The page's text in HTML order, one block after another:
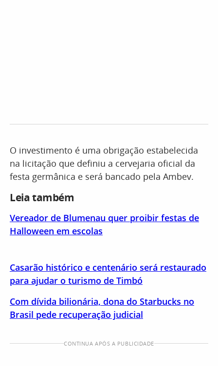
O investimento é uma obrigação estabelecida
na licitação que definiu a cervejaria oficial da
festa germânica e será bancado pela Ambev.
Leia também
Vereador de Blumenau quer proibir festas de
Halloween em escolas
Casarão histórico e centenário será restaurado
para ajudar o turismo de Timbó
Com dívida bilionária, dona do Starbucks no
Brasil pede recuperação judicial
CONTINUA APÓS A PUBLICIDADE